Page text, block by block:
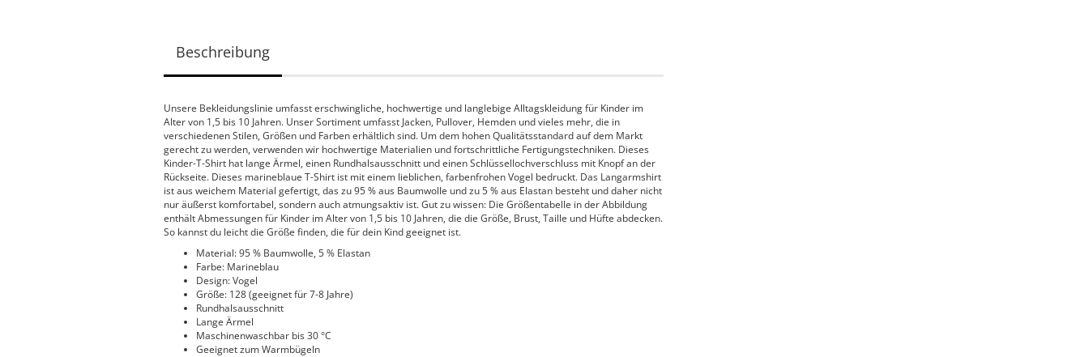
Beschreibung
Unsere Bekleidungslinie umfasst erschwingliche, hochwertige und langlebige Alltagskleidung für Kinder im
Alter von 1,5 bis 10 Jahren. Unser Sortiment umfasst Jacken, Pullover, Hemden und vieles mehr, die in
verschiedenen Stilen, Größen und Farben erhältlich sind. Um dem hohen Qualitätsstandard auf dem Markt
gerecht zu werden, verwenden wir hochwertige Materialien und fortschrittliche Fertigungstechniken. Dieses
Kinder-T-Shirt hat lange Ärmel, einen Rundhalsausschnitt und einen Schlüssellochverschluss mit Knopf an der
Rückseite. Dieses marineblaue T-Shirt ist mit einem lieblichen, farbenfrohen Vogel bedruckt. Das Langarmshirt
ist aus weichem Material gefertigt, das zu 95 % aus Baumwolle und zu 5 % aus Elastan besteht und daher nicht
nur äußerst komfortabel, sondern auch atmungsaktiv ist. Gut zu wissen: Die Größentabelle in der Abbildung
enthält Abmessungen für Kinder im Alter von 1,5 bis 10 Jahren, die die Größe, Brust, Taille und Hüfte abdecken.
So kannst du leicht die Größe finden, die für dein Kind geeignet ist.
Material: 95 % Baumwolle, 5 % Elastan
Farbe: Marineblau
Design: Vogel
Größe: 128 (geeignet für 7-8 Jahre)
Rundhalsausschnitt
Lange Ärmel
Maschinenwaschbar bis 30 °C
Geeignet zum Warmbügeln